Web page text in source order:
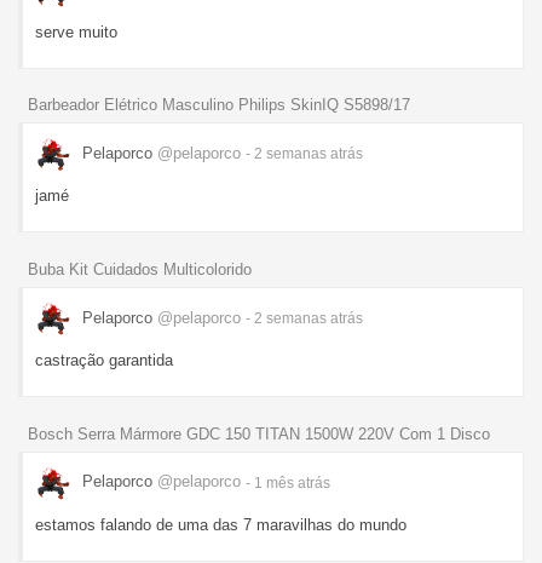
serve muito
Barbeador Elétrico Masculino Philips SkinIQ S5898/17
Pelaporco @pelaporco - 2 semanas atrás
jamé
Buba Kit Cuidados Multicolorido
Pelaporco @pelaporco - 2 semanas atrás
castração garantida
Bosch Serra Mármore GDC 150 TITAN 1500W 220V Com 1 Disco
Pelaporco @pelaporco - 1 mês atrás
estamos falando de uma das 7 maravilhas do mundo